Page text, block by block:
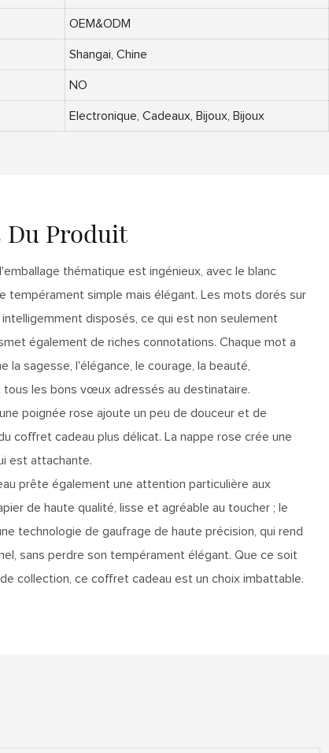
OEM&ODM
Shangai, Chine
NO
Electronique, Cadeaux, Bijoux, Bijoux
Du Produit
thématique est ingénieux, avec le blanc
tempérament simple mais élégant. Les mots dorés sur
disposés, ce qui est non seulement
également de riches connotations. Chaque mot a
la sagesse, l'élégance, le courage, la beauté,
tous les bons vœux adressés au destinataire.
poignée rose ajoute un peu de douceur et de
coffret cadeau plus délicat. La nappe rose crée une
est attachante.
prête également une attention particulière aux
de haute qualité, lisse et agréable au toucher ; le
technologie de gaufrage de haute précision, qui rend
sans perdre son tempérament élégant. Que ce soit
collection, ce coffret cadeau est un choix imbattable.